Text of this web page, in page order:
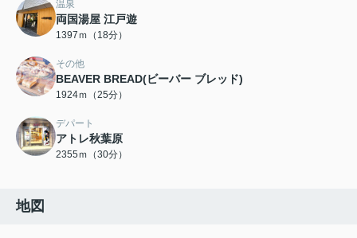
温泉
両国湯屋 江戸遊
1397ｍ（18分）
その他
BEAVER BREAD(ビーバー ブレッド)
1924ｍ（25分）
デパート
アトレ秋葉原
2355ｍ（30分）
地図